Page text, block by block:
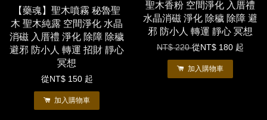
【藥魂】聖木噴霧 秘魯聖
木 聖木純露 空間淨化 水晶
消磁 入厝禮 淨化 除障 除穢
避邪 防小人 轉運 招財 靜心
冥想
從 NT$ 150 起
加入購物車
聖木香粉 空間淨化 入厝禮
水晶消磁 淨化 除穢 除障 避
邪 防小人 轉運 靜心 冥想
NT$ 220從 NT$ 180 起
加入購物車